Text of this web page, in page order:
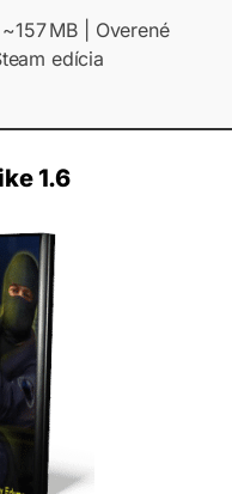
MB | Overené
edícia
1.6